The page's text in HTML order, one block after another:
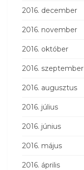
2016. december
2016. november
2016. október
2016. szeptember
2016. augusztus
2016. július
2016. június
2016. május
2016. április